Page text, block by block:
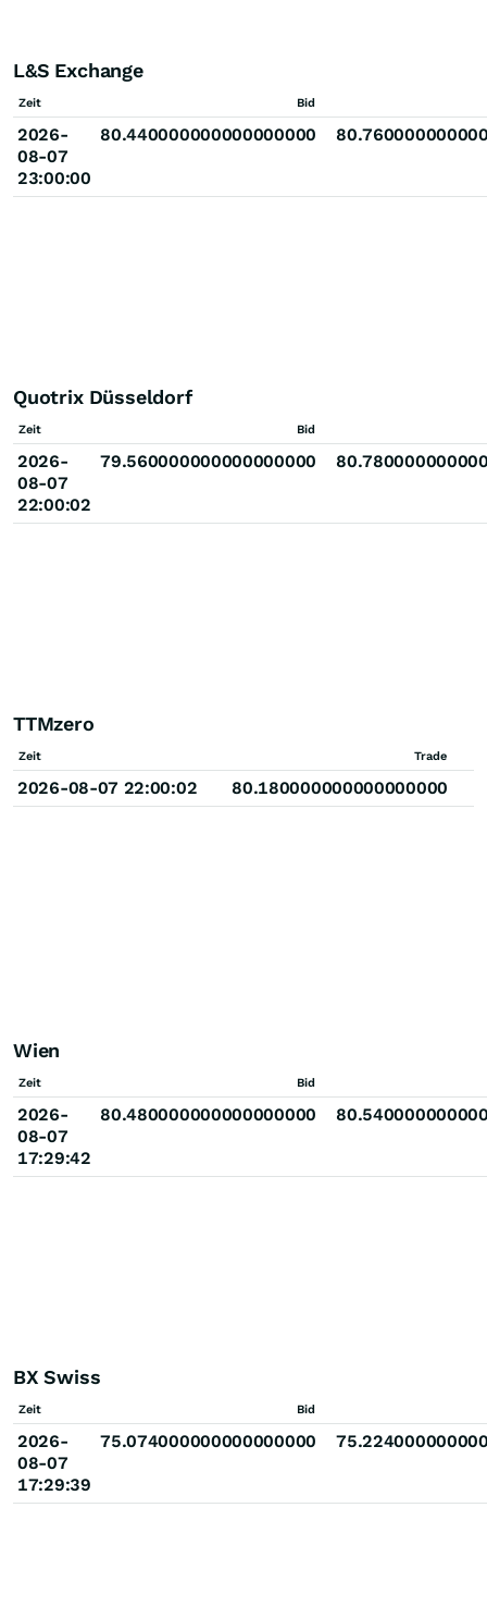
L&S Exchange
Zeit Bid
2026-
08-07
23:00:00
80.440000000000000000
Quotrix Düsseldorf
Zeit Bid
2026-
08-07
22:00:02
79.560000000000000000
TTMzero
Zeit Trade
2026-08-07 22:00:02 80.180000000000000000
Wien
Zeit Bid
2026-
08-07
17:29:42
80.480000000000000000
BX Swiss
Zeit Bid
2026-
08-07
17:29:39
75.074000000000000000